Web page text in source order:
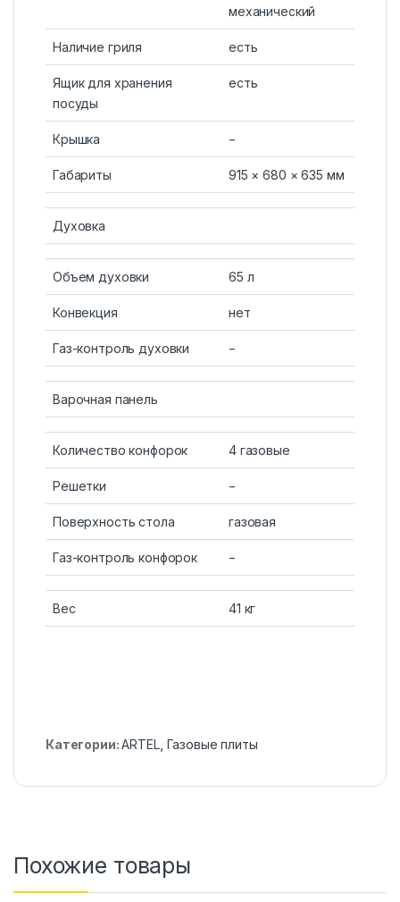
механический
Наличие гриля есть
Ящик для хранения
посуды
есть
Крышка −
Габариты 915 × 680 × 635 мм
Духовка
Объем духовки 65 л
Конвекция нет
Газ-контроль духовки −
Варочная панель
Количество конфорок 4 газовые
Решетки −
Поверхность стола газовая
Газ-контроль конфорок −
Вес 41 кг
Категории:ARTEL, Газовые плиты
Похожие товары